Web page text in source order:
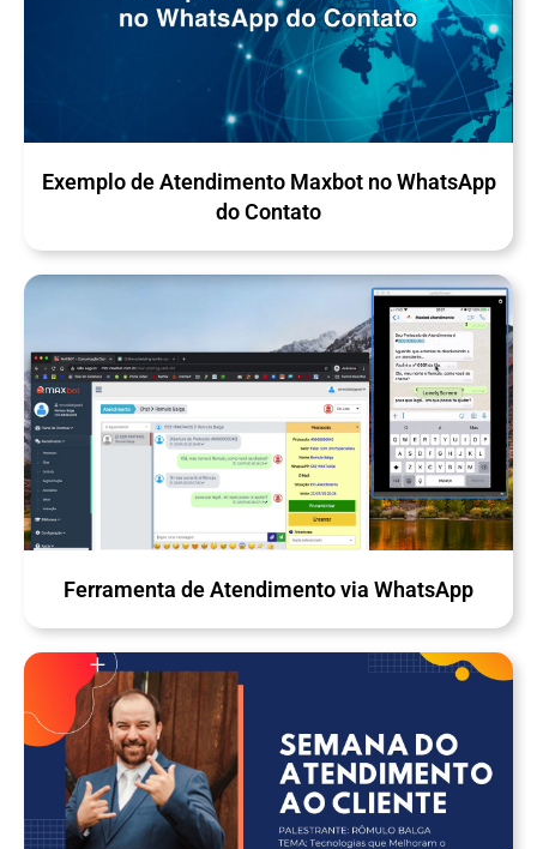
Exemplo de Atendimento Maxbot no WhatsApp
do Contato
Ferramenta de Atendimento via WhatsApp